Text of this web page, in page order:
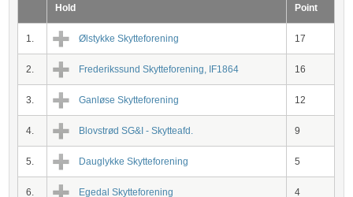
Hold Point
1. Ølstykke Skytteforening 17
2. Frederikssund Skytteforening, IF1864 16
3. Ganløse Skytteforening 12
4. Blovstrød SG&I - Skytteafd. 9
5. Dauglykke Skytteforening 5
6. Egedal Skytteforening 4